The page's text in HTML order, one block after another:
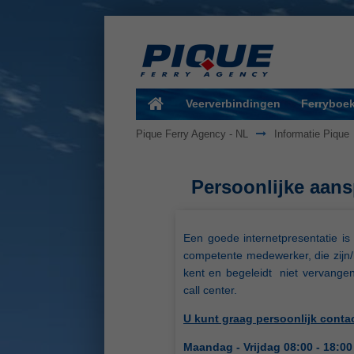
Veerverbindingen
Pique Ferry Agency - NL Informatie Pique
Persoonlijke
Een goede internetpresentatie is
competente medewerker, die
kent en begeleidt niet
call center.
U kunt graag persoonlijk
Maandag - Vrijdag 08:00 - 18:00